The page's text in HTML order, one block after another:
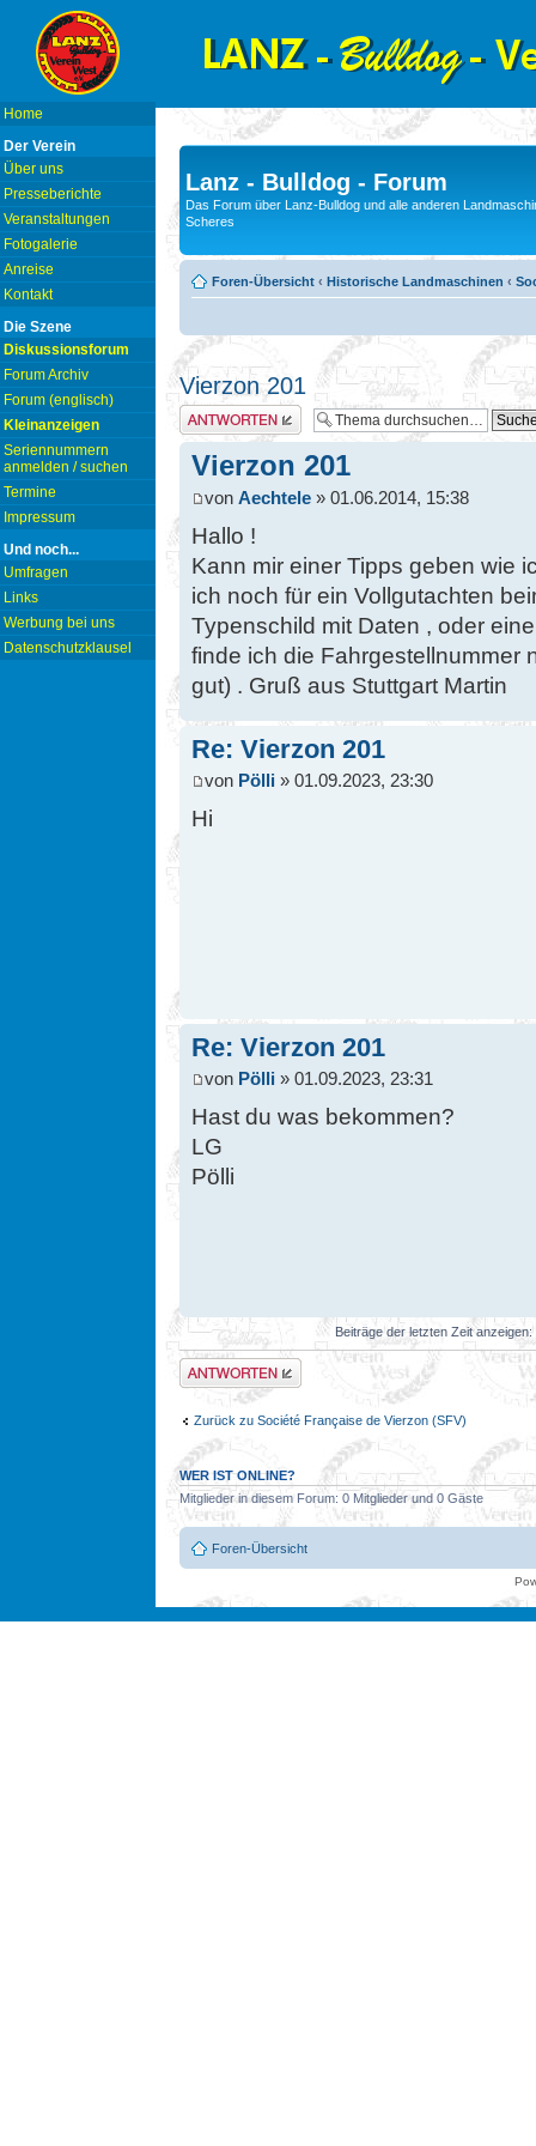
Home
Der Verein
Über uns
Presseberichte
Veranstaltungen
Fotogalerie
Anreise
Kontakt
Die Szene
Diskussionsforum
Forum Archiv
Forum (englisch)
Kleinanzeigen
Seriennummern
anmelden / suchen
Termine
Impressum
Und noch...
Umfragen
Links
Werbung bei uns
Datenschutzklausel
Lanz - Bulldog - Forum
Das Forum über Lanz-Bulldog und alle anderen
Scheres
Foren-Übersicht ‹ Historische Landmaschinen ‹
Vierzon 201
Antwort erstellen
Vierzon 201
von Aechtele » 01.06.2014, 15:38
Hallo !
Kann mir einer Tipps geben wie
ich noch für ein Vollgutachten
Typenschild mit Daten , oder
finde ich die Fahrgestellnummer
gut) . Gruß aus Stuttgart Martin
Re: Vierzon 201
von Pölli » 01.09.2023, 23:30
Hi
Re: Vierzon 201
von Pölli » 01.09.2023, 23:31
Hast du was bekommen?
LG
Pölli
Beiträge der letzten Zeit anzeigen:
Antwort erstellen
Zurück zu Société Française de Vierzon (SFV)
WER IST ONLINE?
Mitglieder in diesem Forum: 0 Mitglieder und 0 Gäste
Foren-Übersicht